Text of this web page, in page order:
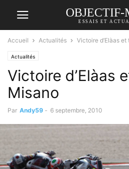
OBJECTIF-
ESSAIS ET
Accueil Actualités Victoire d’Elà­as
Actualités
Victoire d’Elà­as
Misano
Par Andy59 - 6 septembre, 2010